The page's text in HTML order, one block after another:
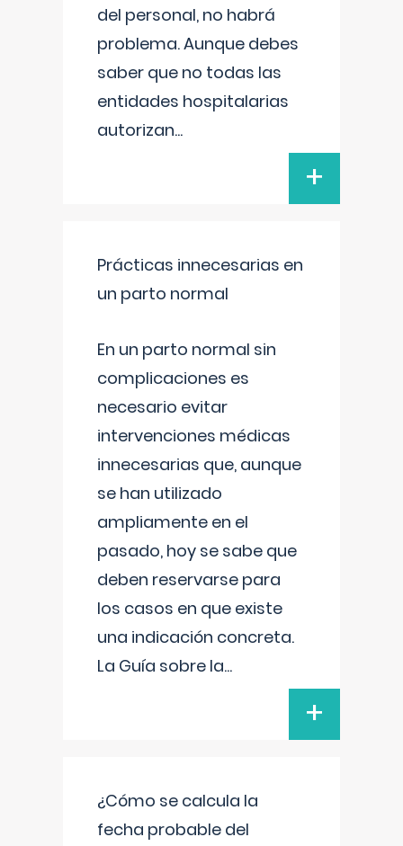
del personal, no habrá
problema. Aunque debes
saber que no todas las
entidades hospitalarias
autorizan...
+
Prácticas innecesarias en
un parto normal
En un parto normal sin
complicaciones es
necesario evitar
intervenciones médicas
innecesarias que, aunque
se han utilizado
ampliamente en el
pasado, hoy se sabe que
deben reservarse para
los casos en que existe
una indicación concreta.
La Guía sobre la...
+
¿Cómo se calcula la
fecha probable del